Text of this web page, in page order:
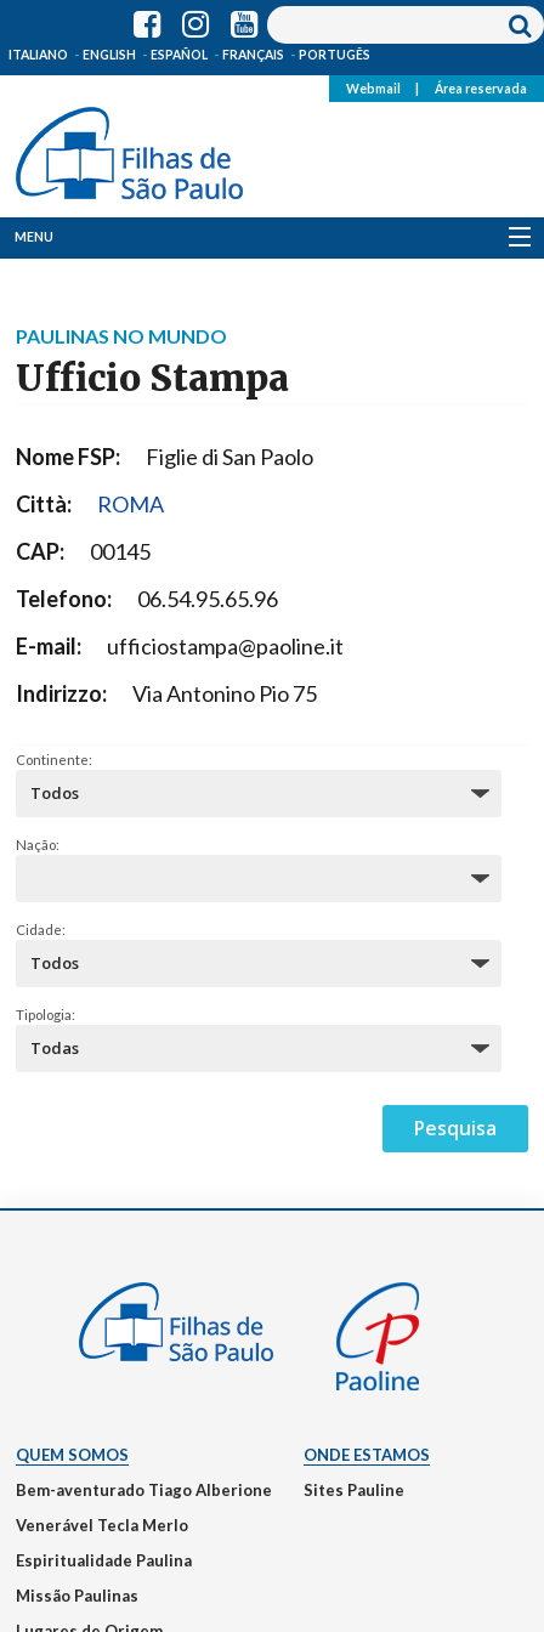
ITALIANO ENGLISH ESPAÑOL FRANÇAIS PORTUGÊS
Webmail Área reservada
MENU
Onde Estamos
Recursos
PAULINAS NO MUNDO
Ufficio Stampa
Nome FSP:
Figlie di San Paolo
Città:
ROMA
CAP:
00145
Telefono:
06.54.95.65.96
E-mail:
ufficiostampa@paoline.it
Indirizzo:
Via Antonino Pio 75
Continente:
Nação:
Cidade:
Tipologia:
QUEM SOMOS
Bem-aventurado Tiago Alberione
Venerável Tecla Merlo
Espiritualidade Paulina
Missão Paulinas
ONDE ESTAMOS
Sites Pauline